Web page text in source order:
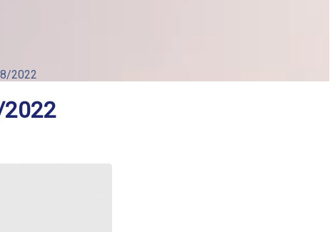
2022
2022